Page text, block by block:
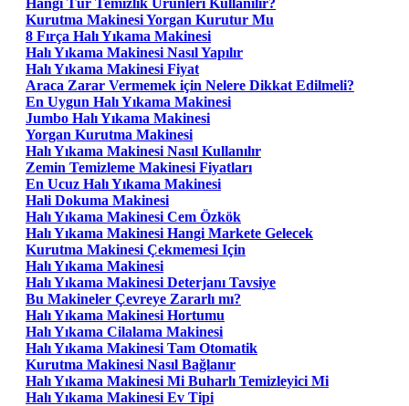
Kurutma Makinesi Yorgan Kurutur Mu
8 Fırça Halı Yıkama Makinesi
Halı Yıkama Makinesi Nasıl Yapılır
Halı Yıkama Makinesi Fiyat
Araca Zarar Vermemek için Nelere Dikkat Edilmeli?
En Uygun Halı Yıkama Makinesi
Jumbo Halı Yıkama Makinesi
Yorgan Kurutma Makinesi
Halı Yıkama Makinesi Nasıl Kullanılır
Zemin Temizleme Makinesi Fiyatları
En Ucuz Halı Yıkama Makinesi
Hali Dokuma Makinesi
Halı Yıkama Makinesi Cem Özkök
Halı Yıkama Makinesi Hangi Markete Gelecek
Kurutma Makinesi Çekmemesi Için
Halı Yıkama Makinesi
Halı Yıkama Makinesi Deterjanı Tavsiye
Bu Makineler Çevreye Zararlı mı?
Halı Yıkama Makinesi Hortumu
Halı Yıkama Cilalama Makinesi
Halı Yıkama Makinesi Tam Otomatik
Kurutma Makinesi Nasıl Bağlanır
Halı Yıkama Makinesi Mi Buharlı Temizleyici Mi
Halı Yıkama Makinesi Ev Tipi